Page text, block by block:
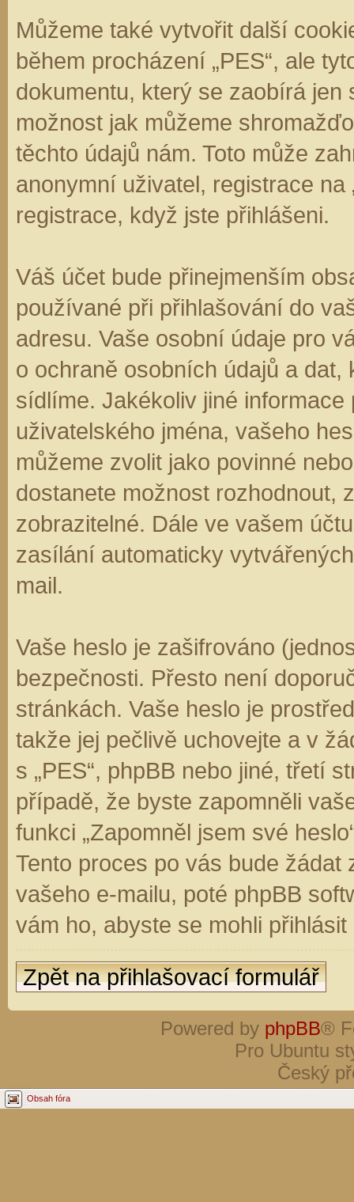
Můžeme také vytvořit další
během procházení „PES“, ale
dokumentu, který se zaobírá jen
možnost jak můžeme
těchto údajů nám. Toto může
anonymní uživatel, registrace
registrace, když jste přihlášeni.
Váš účet bude přinejmenším
používané při přihlašování do
adresu. Vaše osobní údaje pro
o ochraně osobních údajů a
sídlíme. Jakékoliv jiné informace
uživatelského jména, vašeho
můžeme zvolit jako povinné
dostanete možnost rozhodnout,
zobrazitelné. Dále ve vašem
zasílání automaticky
mail.
Vaše heslo je zašifrováno
bezpečnosti. Přesto není
stránkách. Vaše heslo je
takže jej pečlivě uchovejte a v
s „PES“, phpBB nebo jiné, třetí
případě, že byste zapomněli
funkci „Zapomněl jsem své
Tento proces po vás bude
vašeho e-mailu, poté phpBB
vám ho, abyste se mohli
Zpět na přihlašovací formulář
Powered by phpBB®
Pro Ubuntu
Český
Obsah fóra